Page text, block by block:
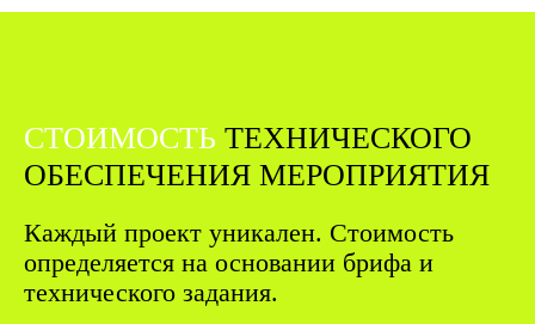
СТОИМОСТЬ ТЕХНИЧЕСКОГО
ОБЕСПЕЧЕНИЯ МЕРОПРИЯТИЯ
Каждый проект уникален. Стоимость
определяется на основании брифа и
технического задания.